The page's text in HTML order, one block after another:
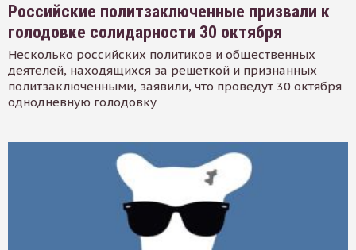
Российские политзаключенные призвали к
голодовке солидарности 30 октября
Несколько российских политиков и общественных
деятелей, находящихся за решеткой и признанных
политзаключенными, заявили, что проведут 30 октября
однодневную голодовку